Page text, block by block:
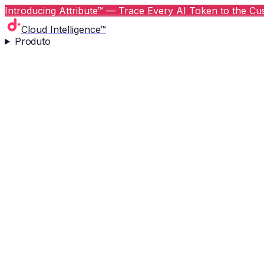
Introducing Attribute™ — Trace Every AI Token to the
Cloud Intelligence™
Produto